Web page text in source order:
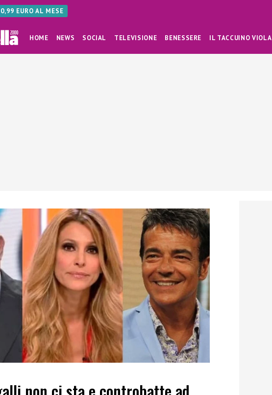
EURO AL MESE
HOME NEWS SOCIAL TELEVISIONE BENESSERE IL TACCUINO VIOLA